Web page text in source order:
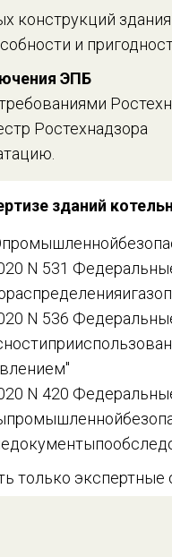
конструкций здания
и
ЭПБ
Ростехнадзора
зданий
N 531
N 536
N 420
только